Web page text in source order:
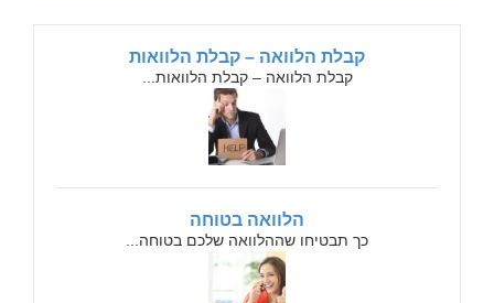
קבלת הלוואה – קבלת הלוואות
קבלת הלוואה – קבלת הלוואות...
הלוואה בטוחה
כך תבטיחו שההלוואה שלכם בטוחה...